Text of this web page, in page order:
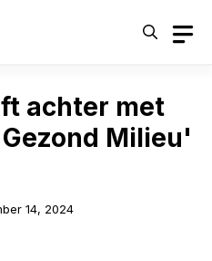
achter met
Milieu'
14, 2024